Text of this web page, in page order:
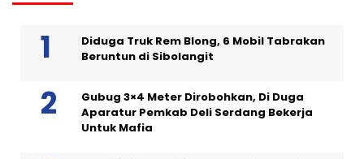
Diduga Truk Rem Blong, 6 Mobil Tabrakan
Beruntun di Sibolangit
Gubug 3×4 Meter Dirobohkan, Di Duga
Aparatur Pemkab Deli Serdang Bekerja
Untuk Mafia